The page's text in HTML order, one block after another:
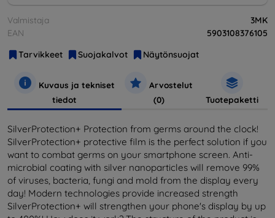
Valmistaja
3MK
EAN
5903108376105
Tarvikkeet
Suojakalvot Näytönsuojat
Kuvaus ja tekniset
tiedot
Arvostelut
(0)
Tuotepaketti
SilverProtection+ Protection from germs around the clock!
SilverProtection+ protective film is the perfect solution if you
want to combat germs on your smartphone screen. Anti-
microbial coating with silver nanoparticles will remove 99%
of viruses, bacteria, fungi and mold from the display every
day! Modern technologies provide increased strength
SilverProtection+ will strengthen your phone's display by up